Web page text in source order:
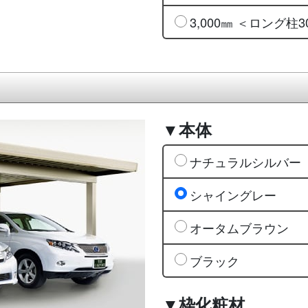
3,000㎜ ＜ロング柱
▼本体
ナチュラルシルバー
シャイングレー
オータムブラウン
ブラック